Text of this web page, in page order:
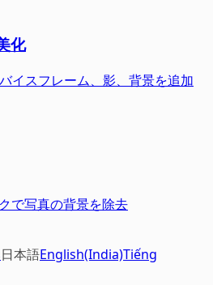
化
イスフレーム、影、背景を追加
で写真の背景を除去
日本語English(India)Tiếng